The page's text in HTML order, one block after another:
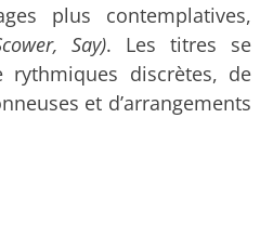
plus contemplatives,
Say). Les titres se
rythmiques discrètes, de
et d’arrangements